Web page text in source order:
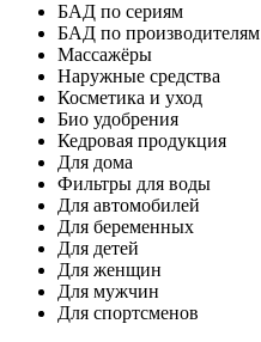
БАД по сериям
БАД по производителям
Массажёры
Наружные средства
Косметика и уход
Био удобрения
Кедровая продукция
Для дома
Фильтры для воды
Для автомобилей
Для беременных
Для детей
Для женщин
Для мужчин
Для спортсменов